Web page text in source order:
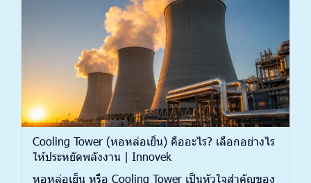
Cooling Tower (หอหล่อเย็น) คืออะไร? เลือกอย่างไร
ให้ประหยัดพลังงาน | Innovek
หอหล่อเย็น หรือ Cooling Tower เป็นหัวใจสำคัญของ